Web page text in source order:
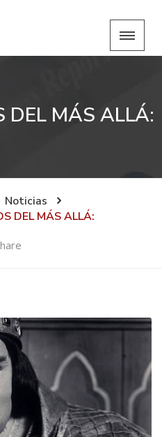
DEL MÁS ALLÁ:
Noticias
DEL MÁS ALLÁ: